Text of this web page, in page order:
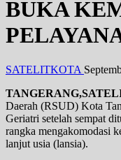
BUKA
SATELITKOTA
Daerah (RSUD) Kota
Geriatri setelah sempat
rangka mengakomodasi
lanjut usia (lansia).